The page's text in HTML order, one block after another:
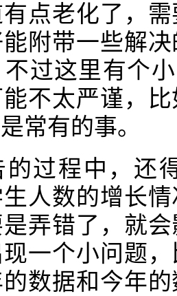
点老化了，
附带一些解
过这里有个
不太严谨，
常有的事。
的过程中，还
人数的增长
弄错了，就
一个小问题
数据和今年